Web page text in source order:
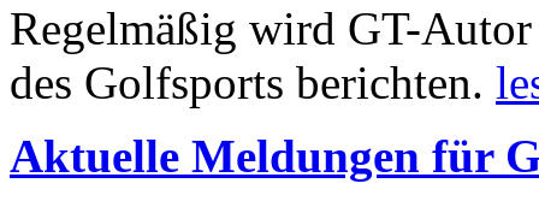
Regelmäßig wird GT-
des Golfsports berichten.
Aktuelle Meldungen für